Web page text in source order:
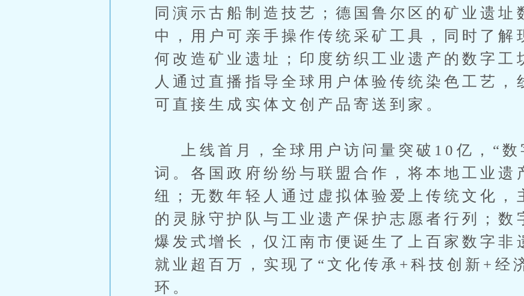
同演示古船制造技艺；德国鲁尔区的矿业遗址
中，用户可亲手操作传统采矿工具，同时了解
何改造矿业遗址；印度纺织工业遗产的数字工
人通过直播指导全球用户体验传统染色工艺，
可直接生成实体文创产品寄送到家。
上线首月，全球用户访问量突破10亿，“数
词。各国政府纷纷与联盟合作，将本地工业遗
纽；无数年轻人通过虚拟体验爱上传统文化，
的灵脉守护队与工业遗产保护志愿者行列；数
爆发式增长，仅江南市便诞生了上百家数字非
就业超百万，实现了“文化传承+科技创新+经
环。